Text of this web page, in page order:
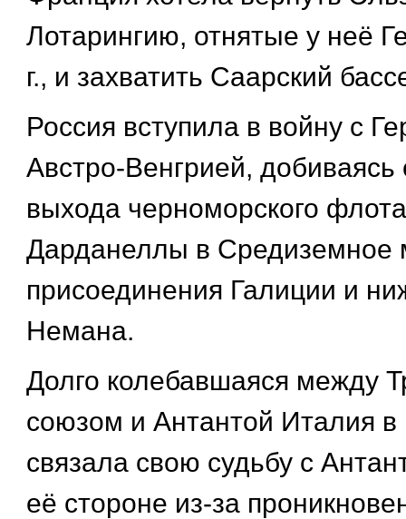
Лотарингию, отнятые у неё
г., и захватить Саарский
Россия вступила в войну с
Австро-Венгрией, добиваясь
выхода черноморского
Дарданеллы в Средиземное
присоединения Галиции и
Немана.
Долго колебавшаяся между
союзом и Антантой Италия в
связала свою судьбу с
её стороне из-за